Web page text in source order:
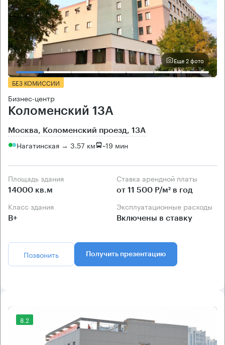
Еще 2 фото
БЕЗ КОМИССИИ
Бизнес-центр
Коломенский 13А
Москва, Коломенский проезд, 13А
Нагатинская → 3.57 км ~19 мин
Площадь здания
14000 кв.м
Ставка арендной платы
от 11 500 Р/м² в год
Класс здания
B+
Эксплуатационные расходы
Включены в ставку
Позвонить Получить презентацию
8.2